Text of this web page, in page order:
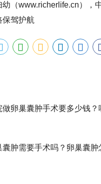
，如果是这种情况的话，
在治疗的过程当中要注意
们带来一系列保障。
（www.richerlife.cn），
保驾护航
卵巢囊肿手术要多少钱？
需要手术吗？卵巢囊肿